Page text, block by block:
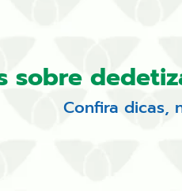
sobre
Confira dicas,